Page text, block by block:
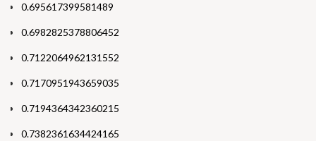
0.695617399581489
0.6982825378806452
0.7122064962131552
0.7170951943659035
0.7194364342360215
0.7382361634424165